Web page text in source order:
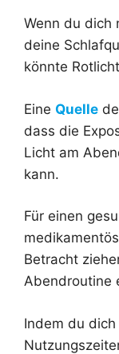
Wenn du dich
deine
könnte
Eine Quelle
dass die
Licht am
kann.
Für einen
Betracht
Abendroutine
Indem du